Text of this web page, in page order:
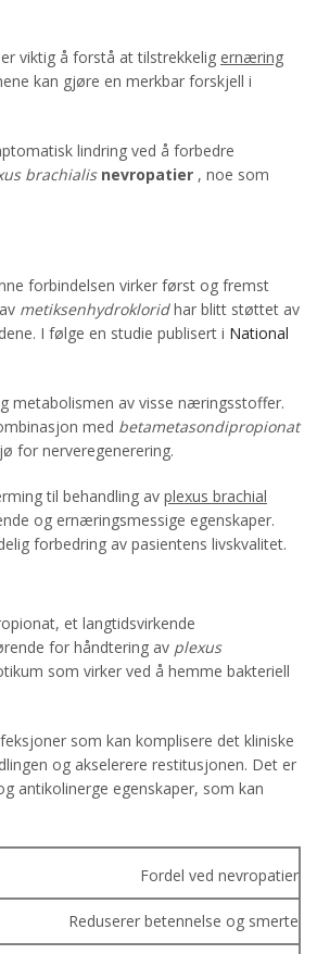
viktig å forstå at tilstrekkelig ernæring
kan gjøre en merkbar forskjell i
lindring ved å forbedre
brachialis nevropatier , noe som
forbindelsen virker først og fremst
metiksenhydrokloridhar blitt støttet av
I følge en studie publisert i National
metabolismen av visse næringsstoffer.
med betametasondipropionat
for nerveregenerering.
til behandling av plexus brachial
og ernæringsmessige egenskaper.
forbedring av pasientens livskvalitet.
et langtidsvirkende
for håndtering av plexus
som virker ved å hemme bakteriell
som kan komplisere det kliniske
og akselerere restitusjonen. Det er
antikolinerge egenskaper, som kan
Fordel ved nevropatier
Reduserer betennelse og smerte